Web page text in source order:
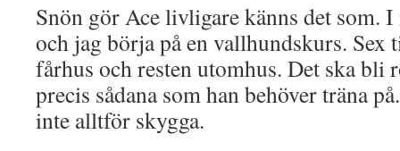
Snön gör Ace livligare känns det som. I
och jag börja på en vallhundskurs.
fårhus och resten utomhus. Det ska bli
precis sådana som han behöver träna
inte alltför skygga.